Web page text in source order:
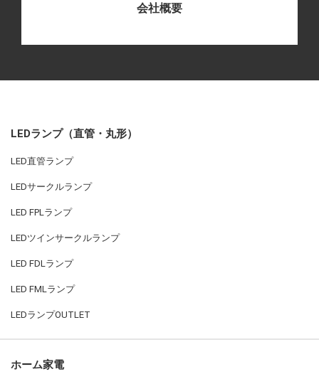
会社概要
LEDランプ（直管・丸形）
LED直管ランプ
LEDサークルランプ
LED FPLランプ
LEDツインサークルランプ
LED FDLランプ
LED FMLランプ
LEDランプOUTLET
ホーム家電